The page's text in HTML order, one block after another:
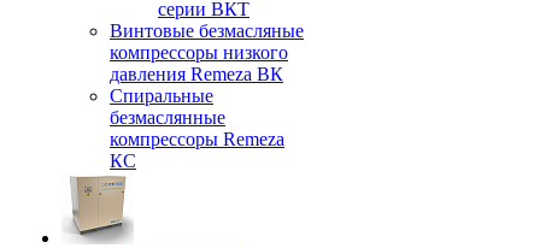
серии ВКТ
Винтовые безмасляные
компрессоры низкого
давления Remeza ВК
Спиральные
безмаслянные
компрессоры Remeza
КС